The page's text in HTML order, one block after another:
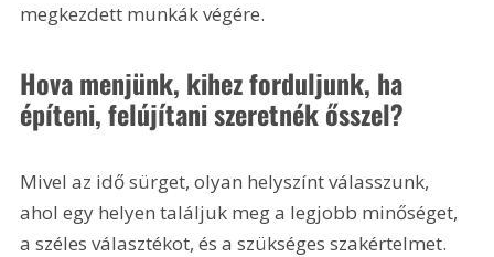
megkezdett munkák végére.
Hova menjünk, kihez forduljunk, ha
építeni, felújítani szeretnék ősszel?
Mivel az idő sürget, olyan helyszínt válasszunk,
ahol egy helyen találjuk meg a legjobb minőséget,
a széles választékot, és a szükséges szakértelmet.